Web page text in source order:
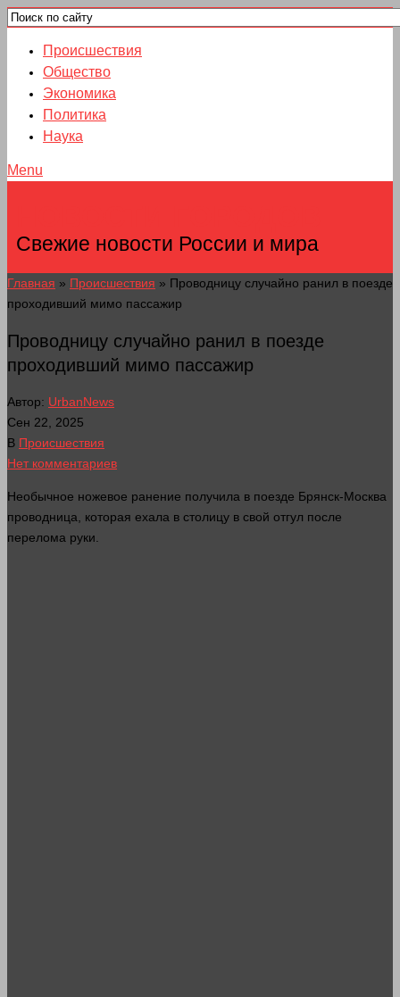
Происшествия
Общество
Экономика
Политика
Наука
Menu
Свежие новости России и мира
Главная » Происшествия » Проводницу случайно ранил в поезде
проходивший мимо пассажир
Проводницу случайно ранил в поезде
проходивший мимо пассажир
Автор: UrbanNews
Сен 22, 2025
В Происшествия
Нет комментариев
Необычное ножевое ранение получила в поезде Брянск-Москва
проводница, которая ехала в столицу в свой отгул после
перелома руки